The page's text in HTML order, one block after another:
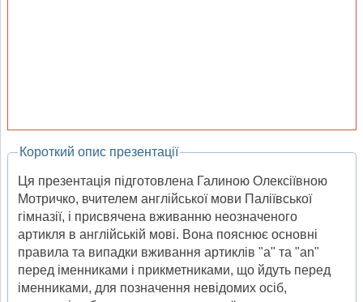
Короткий опис презентації
Ця презентація підготовлена Галиною Олексіївною
Мотричко, вчителем англійської мови Паліївської
гімназії, і присвячена вживанню неозначеного
артикля в англійській мові. Вона пояснює основні
правила та випадки вживання артиклів "a" та "an"
перед іменниками і прикметниками, що йдуть перед
іменниками, для позначення невідомих осіб,